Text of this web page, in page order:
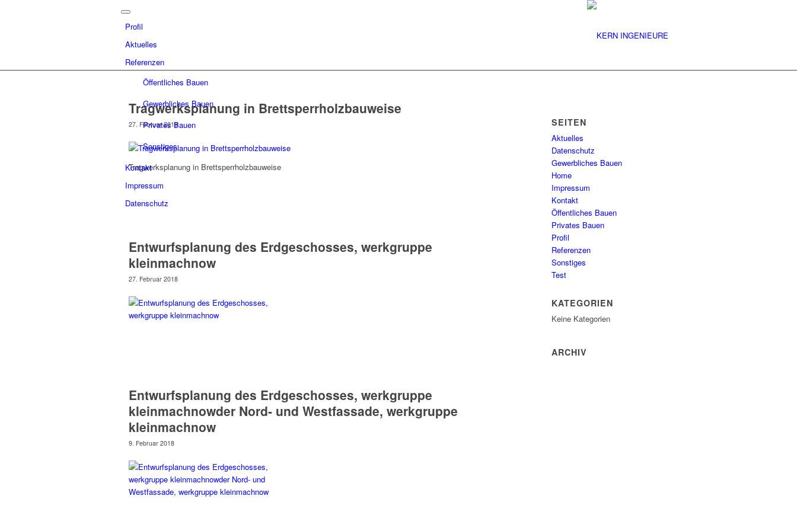
Profil
Aktuelles
Referenzen
Öffentliches Bauen
Gewerbliches Bauen
Privates Bauen
Sonstiges
Kontakt
Impressum
Datenschutz
Tragwerksplanung in Brettsperrholzbauweise
27. Februar 2018
Tragwerksplanung in Brettsperrholzbauweise
Entwurfsplanung des Erdgeschosses, werkgruppe
kleinmachnow
27. Februar 2018
Entwurfsplanung des Erdgeschosses, werkgruppe
kleinmachnowder Nord- und Westfassade, werkgruppe
kleinmachnow
9. Februar 2018
SEITEN
Aktuelles
Datenschutz
Gewerbliches Bauen
Home
Impressum
Kontakt
Öffentliches Bauen
Privates Bauen
Profil
Referenzen
Sonstiges
Test
KATEGORIEN
Keine Kategorien
ARCHIV